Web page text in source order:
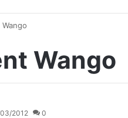
Wango
2012 0